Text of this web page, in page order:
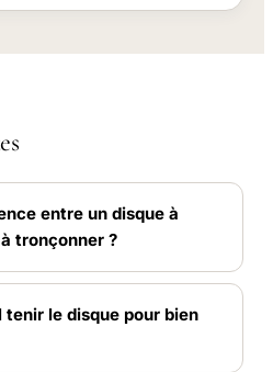
entre un disque à
tronçonner ?
le disque pour bien